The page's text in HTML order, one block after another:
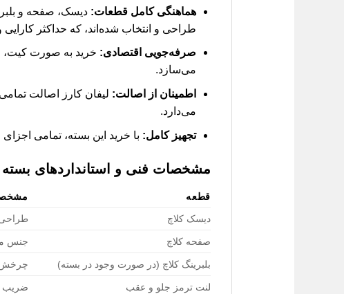
هماهنگی کامل قطعات:
طراحی و انتخاب شده‌اند، که حداکثر
صرفه‌جویی اقتصادی: خرید به صورت کیت،
می‌سازد.
اطمینان از اصالت: لیفان کارز اصالت
می‌دارد.
تجهیز کامل: با خرید این بسته، تمامی
مشخصات فنی و استانداردهای بسته
قطعه
دیسک کلاچ
طراحی
صفحه کلاچ جنس
بلبرینگ کلاچ (در صورت وجود در بسته) چرخش
لنت ترمز جلو و عقب ضریب